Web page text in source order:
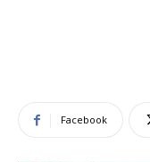
Facebook